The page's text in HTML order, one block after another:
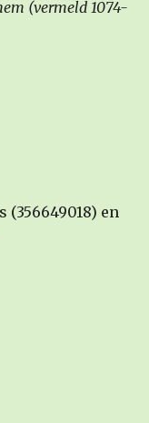
(vermeld 1074-
(356649018) en